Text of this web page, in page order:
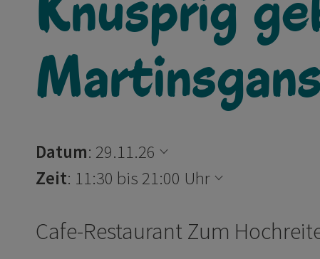
Martinsgans
Datum: 29.11.26
Zeit: 11:30 bis 21:00 Uhr
Cafe-Restaurant Zum